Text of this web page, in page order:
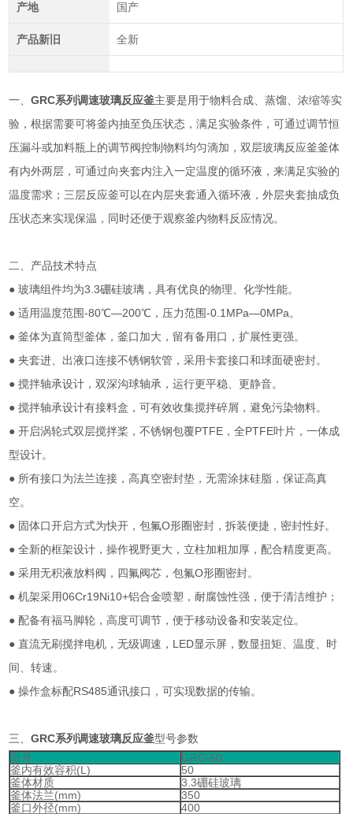
产地 国产
产品新旧 全新
一、GRC系列调速玻璃反应釜主要是用于物料合成、蒸馏、浓缩等实
验，根据需要可将釜内抽至负压状态，满足实验条件，可通过调节恒
压漏斗或加料瓶上的调节阀控制物料均匀滴加，双层玻璃反应釜釜体
有内外两层，可通过向夹套内注入一定温度的循环液，来满足实验的
温度需求；三层反应釜可以在内层夹套通入循环液，外层夹套抽成负
压状态来实现保温，同时还便于观察釜内物料反应情况。
二、产品技术特点
● 玻璃组件均为3.3硼硅玻璃，具有优良的物理、化学性能。
● 适用温度范围-80℃—200℃，压力范围-0.1MPa—0MPa。
● 釜体为直筒型釜体，釜口加大，留有备用口，扩展性更强。
● 夹套进、出液口连接不锈钢软管，采用卡套接口和球面硬密封。
● 搅拌轴承设计，双深沟球轴承，运行更平稳、更静音。
● 搅拌轴承设计有接料盒，可有效收集搅拌碎屑，避免污染物料。
● 开启涡轮式双层搅拌桨，不锈钢包覆PTFE，全PTFE叶片，一体成
型设计。
● 所有接口为法兰连接，高真空密封垫，无需涂抹硅脂，保证高真
空。
● 固体口开启方式为快开，包氟O形圈密封，拆装便捷，密封性好。
● 全新的框架设计，操作视野更大，立柱加粗加厚，配合精度更高。
● 采用无积液放料阀，四氟阀芯，包氟O形圈密封。
● 机架采用06Cr19Ni10+铝合金喷塑，耐腐蚀性强，便于清洁维护；
● 配备有福马脚轮，高度可调节，便于移动设备和安装定位。
● 直流无刷搅拌电机，无级调速，LED显示屏，数显扭矩、温度、时
间、转速。
● 操作盒标配RS485通讯接口，可实现数据的传输。
三、GRC系列调速玻璃反应釜型号参数
型号
GRC-50
釜内有效容积(L)
50
釜体材质
3.3硼硅玻璃
釜体法兰(mm)
350
釜口外径(mm)
400